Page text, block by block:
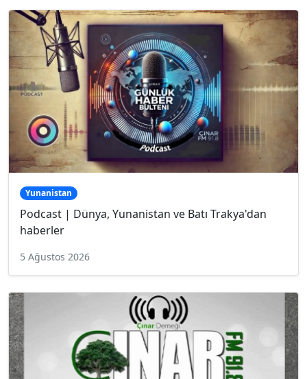
Yunanistan
Podcast | Dünya, Yunanistan ve Batı Trakya'dan
haberler
5 Ağustos 2026